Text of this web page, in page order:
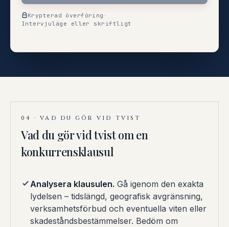
Krypterad överföring ·
Intervjuläge eller skriftligt
04 · VAD DU GÖR VID TVIST
Vad du gör vid tvist om en
konkurrensklausul
Analysera klausulen. Gå igenom den exakta
lydelsen – tidslängd, geografisk avgränsning,
verksamhetsförbud och eventuella viten eller
skadeståndsbestämmelser. Bedöm om